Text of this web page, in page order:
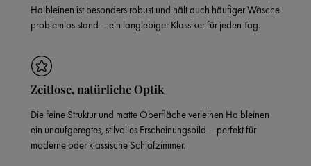
Halbleinen ist besonders robust und hält auch häufiger Wäsche
problemlos stand – ein langlebiger Klassiker für jeden Tag.
Zeitlose, natürliche Optik
Die feine Struktur und matte Oberfläche verleihen Halbleinen
ein unaufgeregtes, stilvolles Erscheinungsbild – perfekt für
moderne oder klassische Schlafzimmer.